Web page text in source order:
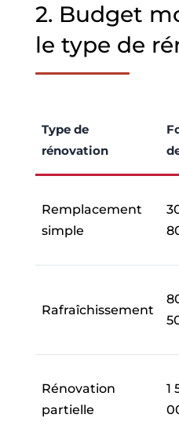
2. Budget
le type de
Type de
rénovation
Remplacement
simple
Rafraîchissement
Rénovation
partielle
1